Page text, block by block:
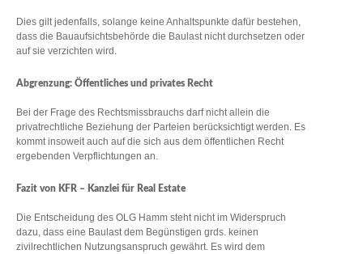
Dies gilt jedenfalls, solange keine Anhaltspunkte dafür bestehen,
dass die Bauaufsichtsbehörde die Baulast nicht durchsetzen oder
auf sie verzichten wird.
Abgrenzung: Öffentliches und privates Recht
Bei der Frage des Rechtsmissbrauchs darf nicht allein die
privatrechtliche Beziehung der Parteien berücksichtigt werden. Es
kommt insoweit auch auf die sich aus dem öffentlichen Recht
ergebenden Verpflichtungen an.
Fazit von KFR – Kanzlei für Real Estate
Die Entscheidung des OLG Hamm steht nicht im Widerspruch
dazu, dass eine Baulast dem Begünstigen grds. keinen
zivilrechtlichen Nutzungsanspruch gewährt. Es wird dem